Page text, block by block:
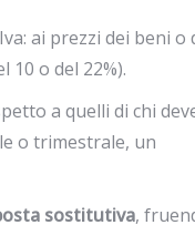
ai prezzi dei beni o
10 o del 22%).
a quelli di chi
o trimestrale, un
sostitutiva,